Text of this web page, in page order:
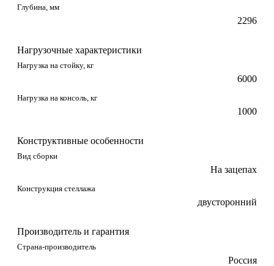
Глубина, мм
2296
Нагрузочные характеристики
Нагрузка на стойку, кг
6000
Нагрузка на консоль, кг
1000
Конструктивные особенности
Вид сборки
На зацепах
Конструкция стеллажа
двусторонний
Производитель и гарантия
Страна-производитель
Россия